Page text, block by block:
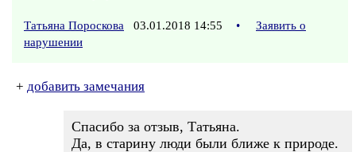
Татьяна Пороскова 03.01.2018 14:55 •
Заявить о
нарушении
+ добавить замечания
Спасибо за отзыв, Татьяна.
Да, в старину люди были ближе к природе.